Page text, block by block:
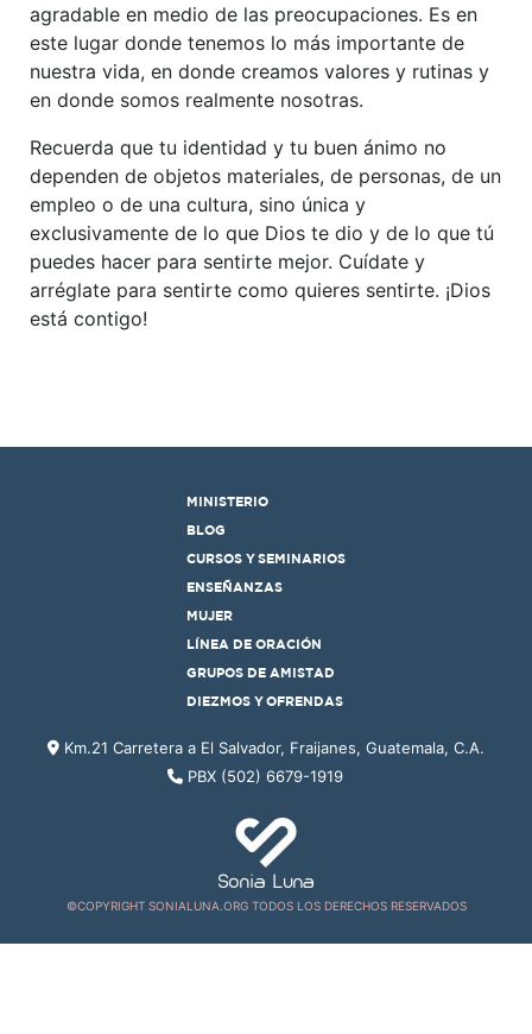
agradable en medio de las preocupaciones. Es en
este lugar donde tenemos lo más importante de
nuestra vida, en donde creamos valores y rutinas y
en donde somos realmente nosotras.
Recuerda que tu identidad y tu buen ánimo no
dependen de objetos materiales, de personas, de un
empleo o de una cultura, sino única y
exclusivamente de lo que Dios te dio y de lo que tú
puedes hacer para sentirte mejor. Cuídate y
arréglate para sentirte como quieres sentirte. ¡Dios
está contigo!
MINISTERIO
BLOG
CURSOS Y SEMINARIOS
ENSEÑANZAS
MUJER
LÍNEA DE ORACIÓN
GRUPOS DE AMISTAD
DIEZMOS Y OFRENDAS
Km.21 Carretera a El Salvador, Fraijanes, Guatemala, C.A.
PBX (502) 6679-1919
©COPYRIGHT SONIALUNA.ORG TODOS LOS DERECHOS RESERVADOS